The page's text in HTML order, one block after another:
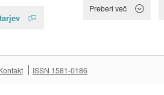
Preberi več
ISSN 1581-0186